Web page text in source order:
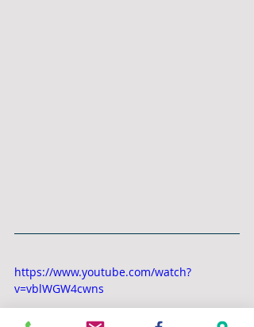
https://www.youtube.com/watch?
v=vblWGW4cwns